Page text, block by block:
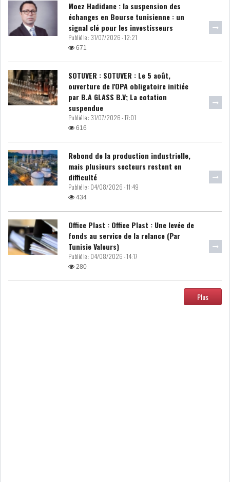
LA DÉPENDANCE ÉNERGÉTIQUE
DE LA TUNISIE...
RSS
POLITIQUE
PRÉSIDENTIELLES
GOUVERNEMENT
DIVERS
ASSEMBLÉE DES
PEUPLE (ARP)
SAIED LIMOGE LA MINISTRE DE
Moez Hadidane : la suspension des
échanges en Bourse tunisienne : un
signal clé pour les investisseurs
Publié le : 31/07/2026 - 12:21
671
SOTUVER : SOTUVER : Le 5 août,
ouverture de l'OPA obligatoire initiée
par B.A GLASS B.V; La cotation
suspendue
Publié le : 31/07/2026 - 17:01
616
Rebond de la production industrielle,
mais plusieurs secteurs restent en
difficulté
Publié le : 04/08/2026 - 11:49
434
Office Plast : Office Plast : Une levée de
fonds au service de la relance (Par
Tunisie Valeurs)
Publié le : 04/08/2026 - 14:17
280
Plus